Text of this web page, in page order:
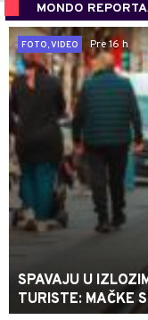
MONDO
FOTO, VIDEO
Pre 16 h
SPAVAJU U
TURISTE: MAČKE